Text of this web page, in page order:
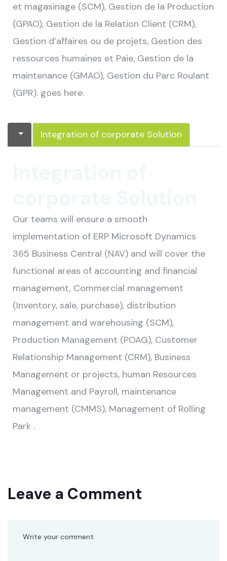
et magasinage (SCM), Gestion de la Production
(GPAO), Gestion de la Relation Client (CRM),
Gestion d’affaires ou de projets, Gestion des
ressources humaines et Paie, Gestion de la
maintenance (GMAO), Gestion du Parc Roulant
(GPR). goes here.
Integration of corporate Solution
Our teams will ensure a smooth
implementation of ERP Microsoft Dynamics
365 Business Central (NAV) and will cover the
functional areas of accounting and financial
management, Commercial management
(Inventory, sale, purchase), distribution
management and warehousing (SCM),
Production Management (POAG), Customer
Relationship Management (CRM), Business
Management or projects, human Resources
Management and Payroll, maintenance
management (CMMS), Management of Rolling
Park .
Leave a Comment